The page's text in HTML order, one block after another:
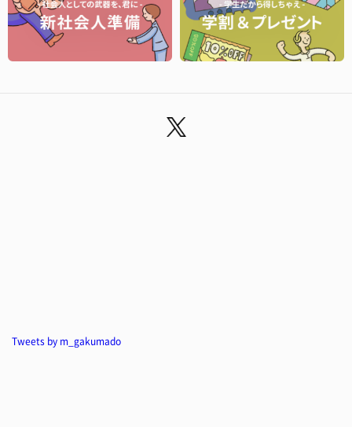
Tweets by m_gakumado